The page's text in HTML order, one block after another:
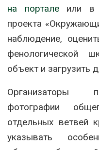
на порталеили в
проекта
наблюдение,
фенологической
объект и загрузить
Организаторы
фотографии
отдельных ветвей
указывать